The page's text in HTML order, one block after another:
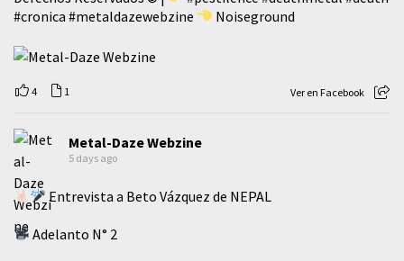
#cronica #metaldazewebzine Noiseground
4 1 Ver en Facebook
Metal-Daze Webzine
5 days ago
Entrevista a Beto Vázquez de NEPAL
Adelanto N° 2